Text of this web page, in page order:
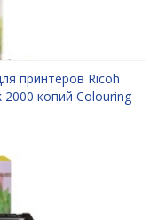
принтеров Ricoh
2000 копий Colouring